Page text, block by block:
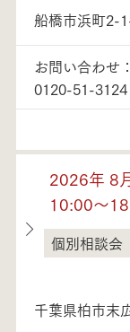
船橋市浜町2-
お問い合わせ
0120-51-3124
2026年 8
10:00～
千葉県
個別相談会
千葉県柏市